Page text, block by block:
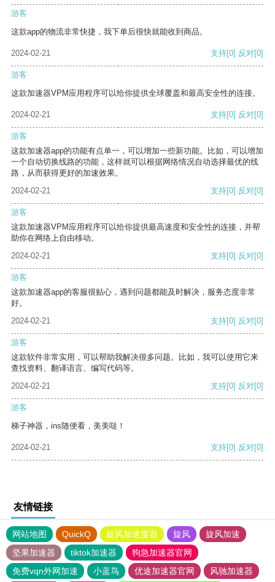
游客
这款app的物流非常快捷，我下单后很快就能收到商品。
2024-02-21 支持[0] 反对[0]
游客
这款加速器VPM应用程序可以给你提供全球覆盖和最高安全性的连接。
2024-02-21 支持[0] 反对[0]
游客
这款加速器app的功能有点单一，可以增加一些新功能。比如，可以增加
一个自动切换线路的功能，这样就可以根据网络情况自动选择最优的线
路，从而获得更好的加速效果。
2024-02-21
支持[0] 反对[0]
游客
这款加速器VPM应用程序可以给你提供最高速度和安全性的连接，并帮
助你在网络上自由移动。
2024-02-21
支持[0] 反对[0]
游客
这款加速器app的客服很贴心，遇到问题都能及时解决，服务态度非常
好。
2024-02-21
支持[0] 反对[0]
游客
这款软件非常实用，可以帮助我解决很多问题。比如，我可以使用它来
查找资料、翻译语言、编写代码等。
2024-02-21
支持[0] 反对[0]
游客
梯子神器，ins随便看，美美哒！
2024-02-21 支持[0] 反对[0]
友情链接
网站地图 QuickQ 旋风加速度器 旋风
旋风加速
坚果加速器
tiktok加速器
狗急加速器官网
免费vqn外网加速
小蓝鸟 优途加速器官网 风驰加速器